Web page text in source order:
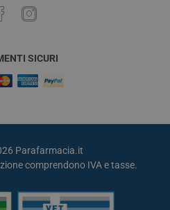
SICURI
Parafarmacia.it
comprendono IVA e tasse.